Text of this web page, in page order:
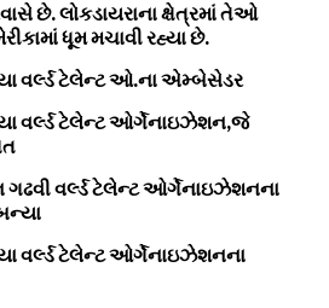
છે. લોકડાયરાના ક્ષેત્રમાં તેઓ
ધૂમ મચાવી રહ્યા છે.
વર્લ્ડ ટેલેન્ટ ઓ.ના એમ્બેસેડર
વર્લ્ડ ટેલેન્ટ ઓર્ગેનાઇઝેશન,જે
ગઢવી વર્લ્ડ ટેલેન્ટ ઓર્ગેનાઇઝેશનના
વર્લ્ડ ટેલેન્ટ ઓર્ગેનાઇઝેશનના